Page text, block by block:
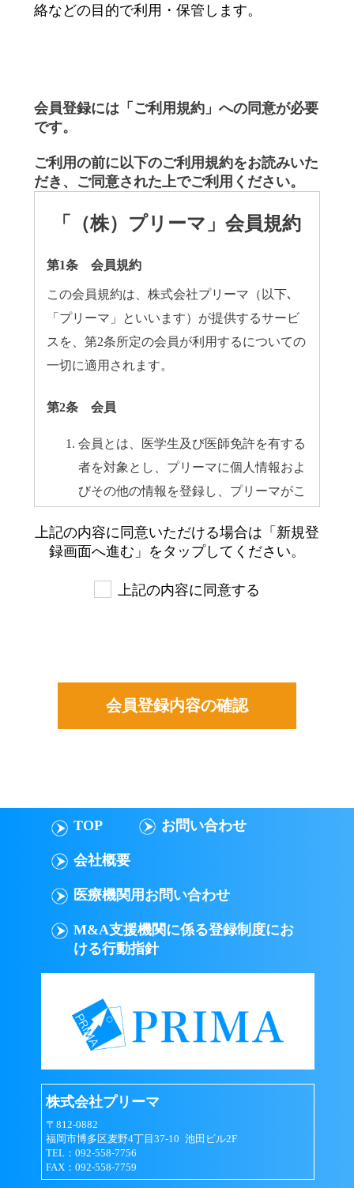
絡などの目的で利用・保管します。
会員登録には「ご利用規約」への同意が必要
です。
ご利用の前に以下のご利用規約をお読みいた
だき、ご同意された上でご利用ください。
「（株）プリーマ」会員規約
第1条 会員規約
この会員規約は、株式会社プリーマ（以下､
「プリーマ」といいます）が提供するサービ
スを、第2条所定の会員が利用するについての
一切に適用されます。
第2条 会員
会員とは、医学生及び医師免許を有する
者を対象とし、プリーマに個人情報およ
びその他の情報を登録し、プリーマがこ
録および承認後、会員はプリーマのサー
ビスを利用できるものとします。
会員は会員登録を行った時点で､本規約
更・追加・削除できるものとします。
第3条 禁止行為
会員は以下の行為を行なわないものとします｡
意図的に虚偽の情報を登録する行為
を他人に貸与、譲渡などして、プリーマ
パスワードを不正に使用する行為
著作権、商標権、プライバシー権、氏名
する行為
法令、公序良俗に反する行為、またはそ
の恐れのある行為
上記の内容に同意いただける場合は「新規登
録画面へ進む」をタップしてください。
上記の内容に同意する
TOP お問い合わせ
会社概要
医療機関用お問い合わせ
M&A支援機関に係る登録制度にお
ける行動指針
株式会社プリーマ
〒812-0882
福岡市博多区麦野4丁目37-10 池田ビル2F
TEL：092-558-7756
FAX：092-558-7759